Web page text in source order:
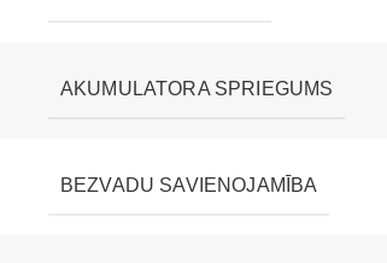
AKUMULATORA SPRIEGUMS
BEZVADU SAVIENOJAMĪBA